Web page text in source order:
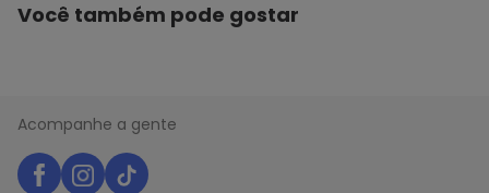
Você também pode gostar
Acompanhe a gente